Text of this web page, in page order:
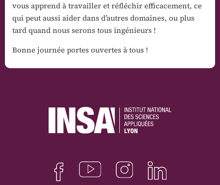
vous apprend à travailler et réfléchir efficacement, ce
qui peut aussi aider dans d’autres domaines, ou plus
tard quand nous serons tous ingénieurs !
Bonne journée portes ouvertes à tous !